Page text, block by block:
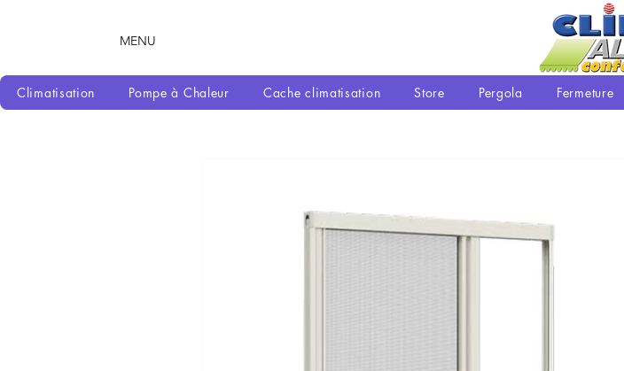
MENU
Climatisation
Pompe à Chaleur Cache climatisation Store Pergola Fermeture